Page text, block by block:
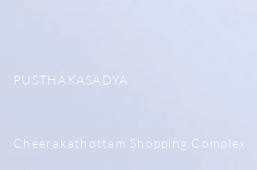
PUSTHAKASADYA
Cheerakathottam Shopping Complex